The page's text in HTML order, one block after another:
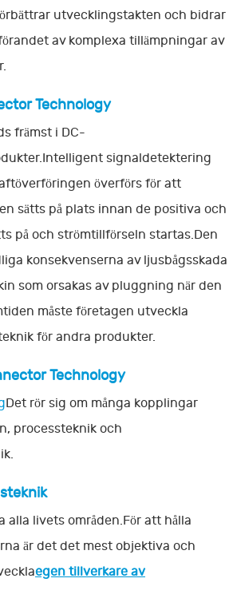
utvecklingstakten och bidrar
av komplexa tillämpningar av
Technology
främst i DC-
signaldetektering
överförs för att
sätts på plats innan de positiva och
på och strömtillförseln startas.Den
konsekvenserna av ljusbågsskada
som orsakas av pluggning när den
måste företagen utveckla
för andra produkter.
Technology
Det rör sig om många kopplingar
processteknik och
alla livets områden.För att hålla
är det det mest objektiva och
egen tillverkare av